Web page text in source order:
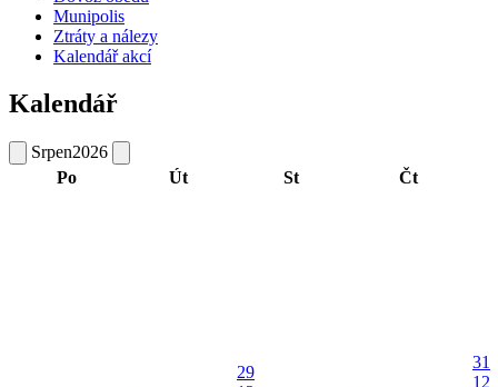
Munipolis
Ztráty a nálezy
Kalendář akcí
Kalendář
Srpen2026
Po
Út St Čt
29
31
12